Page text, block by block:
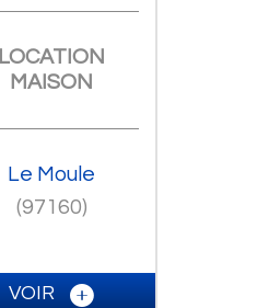
LOCATION
MAISON
Le Moule
(97160)
VOIR